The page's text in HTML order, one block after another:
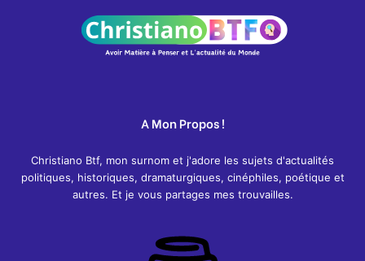
A Mon Propos !
Christiano Btf, mon surnom et j'adore les sujets d'actualités
politiques, historiques, dramaturgiques, cinéphiles, poétique et
autres. Et je vous partages mes trouvailles.